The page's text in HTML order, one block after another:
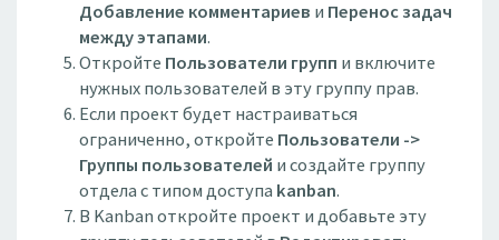
Добавление комментариев и Перенос задач
между этапами.
Откройте Пользователи групп и включите
нужных пользователей в эту группу прав.
Если проект будет настраиваться
ограниченно, откройте Пользователи ->
Группы пользователей и создайте группу
отдела с типом доступа kanban.
В Kanban откройте проект и добавьте эту